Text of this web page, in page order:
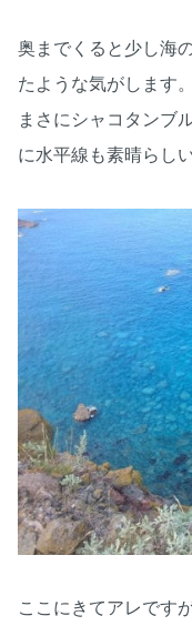
奥までくると少し海
たような気がします。
まさにシャコタンブ
に水平線も素晴らし
ここにきてアレです